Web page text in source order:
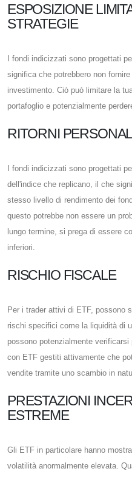
ESPOSIZIONE
STRATEGIE
I fondi indicizzati sono progettati
significa che potrebbero non
investimento. Ciò può limitare la
portafoglio e potenzialmente
RITORNI
I fondi indicizzati sono progettati
dell'indice che replicano, il che
stesso livello di rendimento dei
questo potrebbe non essere un
lungo termine, si prega di essere
inferiori.
RISCHIO FISCALE
Per i trader attivi di ETF, possono
rischi specifici come la liquidità di
possono potenzialmente
con ETF gestiti attivamente che
vendite tramite uno scambio in
PRESTAZIONI
ESTREME
Gli ETF in particolare hanno
volatilità anormalmente elevata.